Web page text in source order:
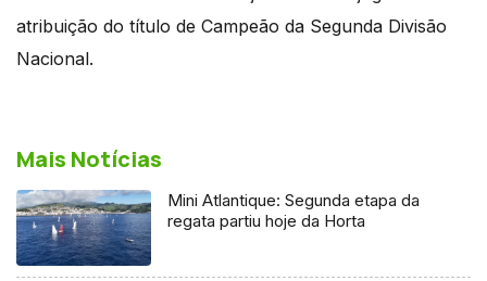
atribuição do título de Campeão da Segunda Divisão
Nacional.
Mais Notícias
Mini Atlantique: Segunda etapa da
regata partiu hoje da Horta